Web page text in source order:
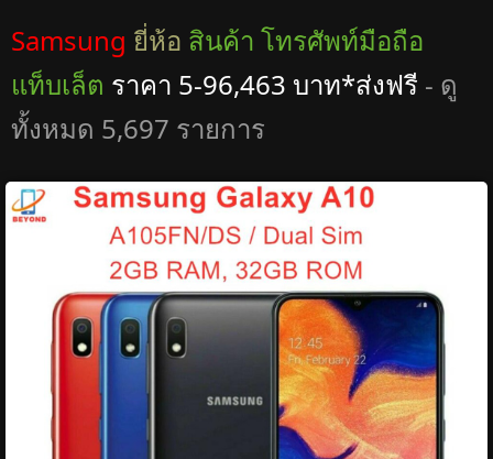
Samsung ยี่ห้อ สินค้า โทรศัพท์มือถือ
แท็บเล็ต ราคา 5-96,463 บาท*ส่งฟรี - ดู
ทั้งหมด 5,697 รายการ